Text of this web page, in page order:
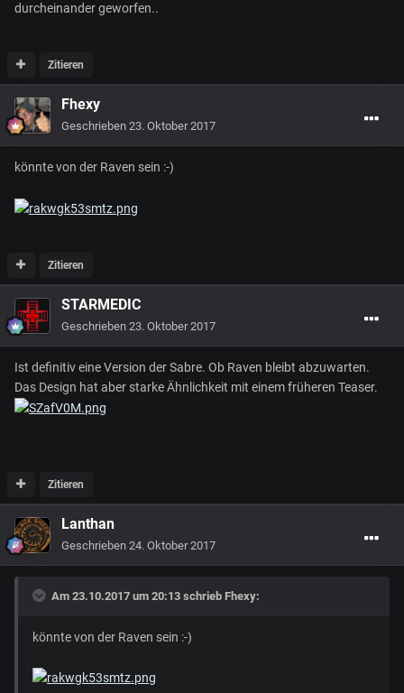
durcheinander geworfen..
Zitieren
Fhexy
Geschrieben 23. Oktober 2017
könnte von der Raven sein :-)
Zitieren
STARMEDIC
Geschrieben 23. Oktober 2017
Ist definitiv eine Version der Sabre. Ob Raven bleibt abzuwarten.
Das Design hat aber starke Ähnlichkeit mit einem früheren Teaser.
Zitieren
Lanthan
Geschrieben 24. Oktober 2017
Am 23.10.2017 um 20:13 schrieb Fhexy:
könnte von der Raven sein :-)